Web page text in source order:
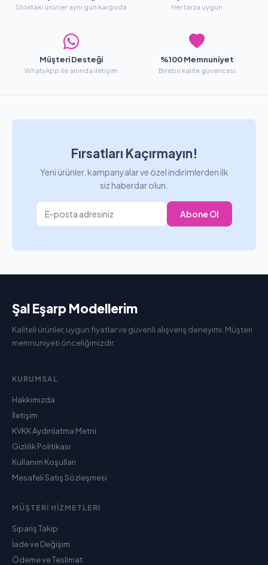
Stoktaki ürünler aynı gün kargoda Her tarza uygun
Müşteri Desteği
WhatsApp ile anında iletişim
%100 Memnuniyet
Birebir kalite güvencesi
Fırsatları Kaçırmayın!
Yeni ürünler, kampanyalar ve özel indirimlerden ilk
siz haberdar olun.
Abone Ol
Şal Eşarp Modellerim
Kaliteli ürünler, uygun fiyatlar ve güvenli alışveriş deneyimi. Müşteri
memnuniyeti önceliğimizdir.
KURUMSAL
Hakkımızda
İletişim
KVKK Aydınlatma Metni
Gizlilik Politikası
Kullanım Koşulları
Mesafeli Satış Sözleşmesi
MÜŞTERI HIZMETLERI
Sipariş Takip
İade ve Değişim
Ödeme ve Teslimat